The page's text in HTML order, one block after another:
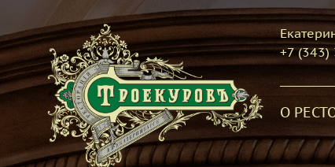
+7
О